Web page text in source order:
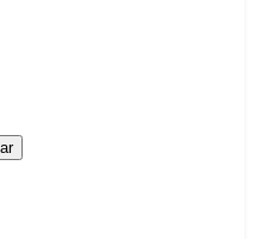
UCHUMAYO